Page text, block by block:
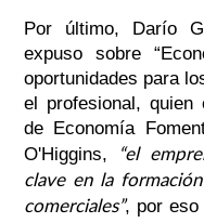
Por último, Darío
expuso sobre
oportunidades para
el profesional, quien
de Economía
O'Higgins,
“el
clave en la
comerciales”, por eso